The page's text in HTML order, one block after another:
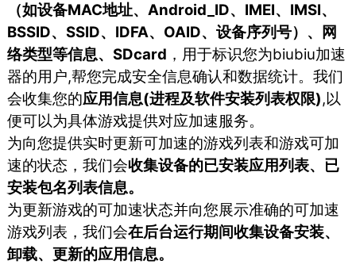
（如设备MAC地址、Android_ID、IMEI、IMSI、
BSSID、SSID、IDFA、OAID、设备序列号）、网
络类型等信息、SDcard ，用于标识您为biubiu加速
器的用户,帮您完成安全信息确认和数据统计。我们
会收集您的应用信息(进程及软件安装列表权限),以
便可以为具体游戏提供对应加速服务。
为向您提供实时更新可加速的游戏列表和游戏可加
速的状态，我们会收集设备的已安装应用列表、已
安装包名列表信息。
为更新游戏的可加速状态并向您展示准确的可加速
游戏列表，我们会在后台运行期间收集设备安装、
卸载、更新的应用信息。